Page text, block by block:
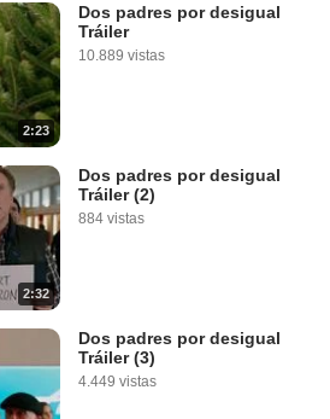
2:23
Dos padres por desigual
Tráiler
10.889 vistas
2:32
Dos padres por desigual
Tráiler (2)
884 vistas
Dos padres por desigual
Tráiler (3)
4.449 vistas